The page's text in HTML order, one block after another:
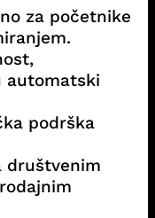
za početnike
automatski
podrška
društvenim